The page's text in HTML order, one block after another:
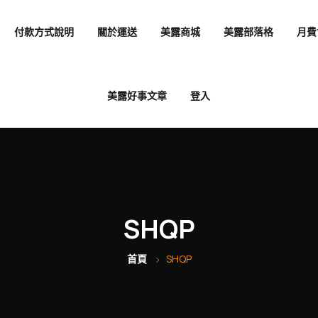
付款方式說明 關於運送 美露商城 美露部落格 月
美露好事文章 登入
SHQP
首頁 SHQP